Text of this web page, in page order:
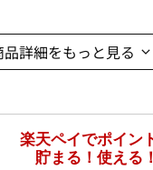
品詳細をもっと見る